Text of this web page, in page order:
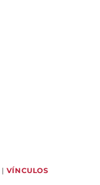
| VÍNCULOS